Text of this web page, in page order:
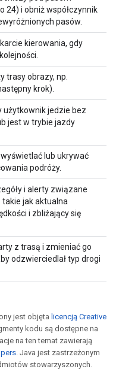
24) i obniż współczynnik
pasów.
kierowania, gdy
trasy obrazy, np.
krok).
użytkownik jedzie bez
jest w trybie jazdy
lub ukrywać
podróży.
i alerty związane
jak aktualna
i zbliżający się
z trasą i zmieniać go
odzwierciedlał typ drogi
jest objęta licencją Creative
kodu są dostępne na
na ten temat zawierają
. Java jest zastrzeżonym
stowarzyszonych.